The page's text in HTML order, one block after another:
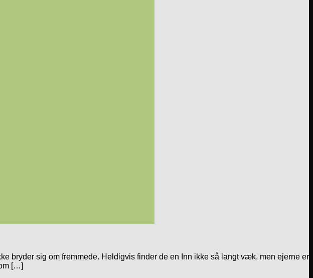
bryder sig om fremmede. Heldigvis finder de en Inn ikke så langt væk, men ejerne er
[…]